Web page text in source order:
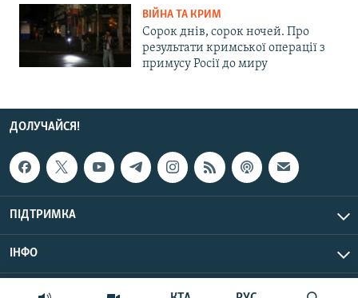
ВІЙНА ТА КРИМ
Сорок днів, сорок ночей. Про
результати кримської операції з
примусу Росії до миру
ДОЛУЧАЙСЯ!
ПІДТРИМКА
ІНФО
© Крим.Реалії, 2026 | Усі права застережено.